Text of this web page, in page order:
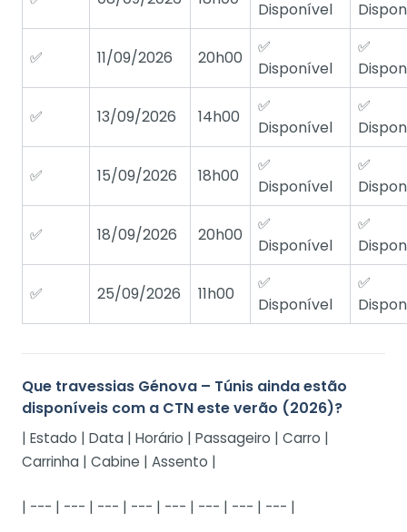
Disponível
✅ 11/09/2026 20h00
✅
Disponível
✅
✅ 13/09/2026 14h00
✅
Disponível
✅
✅ 15/09/2026 18h00
✅
Disponível
✅
✅ 18/09/2026 20h00
✅
Disponível
✅
✅ 25/09/2026 11h00
✅
Disponível
✅
Que travessias Génova – Túnis ainda estão
disponíveis com a CTN este verão (2026)?
| Estado | Data | Horário | Passageiro | Carro |
Carrinha | Cabine | Assento |
| --- | --- | --- | --- | --- | --- | --- | --- |